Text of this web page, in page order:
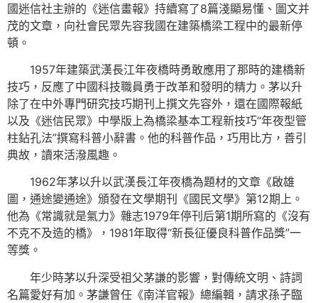
國迷信社主辦的《迷信畫報》持續寫了8篇淺顯易懂、圖文并
茂的文章，向社會民眾先容我國在建築橋梁工程中的最新停
頓。
1957年建築武漢長江年夜橋時勇敢應用了那時的建橋新
技巧，反應了中國科技職員勇于改革和發明的精力。茅以升
除了在中外專門研究技巧期刊上撰文先容外，還在國際報紙
以及《迷信民眾》中學版上為橋梁基本工程新技巧“年夜型管
柱鉆孔法”撰寫科普小辭書。他的科普作品，巧用比方，善引
典故，讀來活潑風趣。
1962年茅以升以武漢長江年夜橋為題材的文章《啟雄
圖，通途變通途》頒發在文學期刊《國民文學》第12期上。
他為《常識就是氣力》雜志1979年停刊后第1期所寫的《沒有
不克不及造的橋》，1981年取得“新長征優良科普作品獎”一
等獎。
年少時茅以升深受祖父茅謙的影響，對傳統文明、詩詞
名篇愛好有加。茅謙曾任《南洋官報》總編輯，請求孫子臨